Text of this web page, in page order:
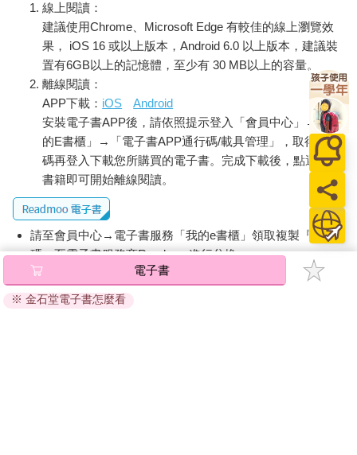
線上閱讀：
建議使用Chrome、Microsoft Edge 有較佳的線上瀏覽效
果， iOS 16 或以上版本，Android 6.0 以上版本，建議裝
置有6GB以上的記憶體，至少有 30 MB以上的容量。
離線閱讀：
APP下載： iOS
Android
安裝電子書APP後，請依照提示登入「會員中心」→「我
的E書櫃」→「電子書APP通行碼/載具管理」，取得通行
碼再登入下載您所購買的電子書。完成下載後，點選任一
書籍即可開始離線閱讀。
請至會員中心→電子書服務「我的e書櫃」領取複製『兌換
碼』至電子書服務商Readmoo進行兌換。
退換貨須知：
因版權保護，您在金石堂所購買的電子書僅能以金石堂專屬
電子書
※ 金石堂電子書怎麼看